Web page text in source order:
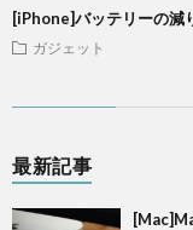
[iPhone]バッテリーの減
ガジェット
最新記事